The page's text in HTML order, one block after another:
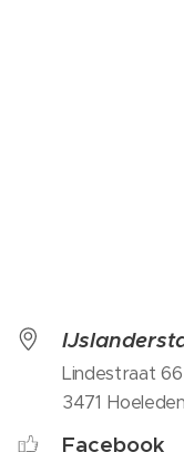
Lindestraat 66
3471 Hoeleden
Facebook